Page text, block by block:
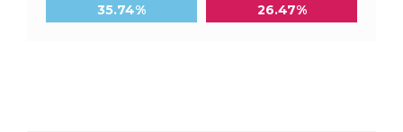
35.74% Meta a 2030
26.47%